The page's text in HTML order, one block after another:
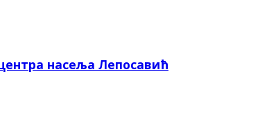
насеља Лепосавић